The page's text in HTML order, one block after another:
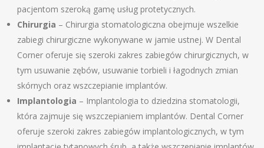
pacjentom szeroką gamę usług protetycznych.
Chirurgia – Chirurgia stomatologiczna obejmuje wszelkie
zabiegi chirurgiczne wykonywane w jamie ustnej. W Dental
Corner oferuje się szeroki zakres zabiegów chirurgicznych, w
tym usuwanie zębów, usuwanie torbieli i łagodnych zmian
skórnych oraz wszczepianie implantów.
Implantologia – Implantologia to dziedzina stomatologii,
która zajmuje się wszczepianiem implantów. Dental Corner
oferuje szeroki zakres zabiegów implantologicznych, w tym